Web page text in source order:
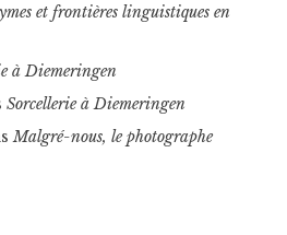
et frontières linguistiques en
à Diemeringen
Sorcellerie à Diemeringen
Malgré-nous, le photographe